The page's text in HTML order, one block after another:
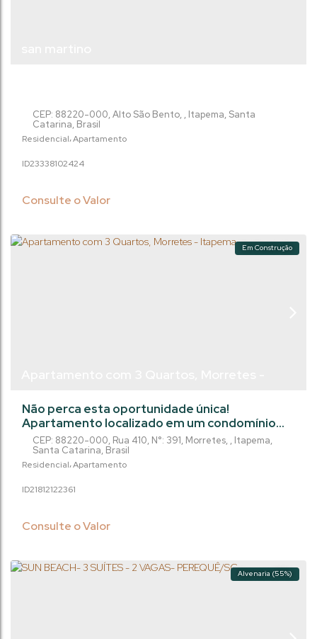
Residencial Apartamento
Consulte o Valor
2424
2333810
CEP: 88220-000,Alto São Bento , Itapema, Santa
Catarina, Brasil
Em Construção
Residencial Apartamento
Consulte o Valor
2361
2181212
CEP: 88220-000, Rua 410, N°: 391, Morretes , Itapema,
Santa Catarina, Brasil
Não perca esta oportunidade única!
Apartamento localizado em um condomínio
completo com academia, bar, brinquedoteca,
elevador, espaço gourmet, guarita de
segurança, hall de entrada decorado e
individuais de água, gás e luz, piscina, piscina
de games e muito mais! Este imóvel incrível
Alvenaria (55%)